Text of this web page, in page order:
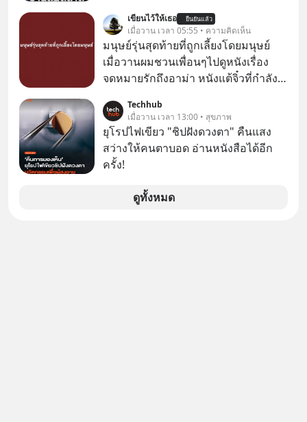
อะไรบ้าง ควรดู ตรงไหน ทำอย่างไร ถึง
จะดีกับเรา แล้วเราควรรู้ข้อมูลอะไร
เกี่ยวกับ RMF บ้าง เพื่อให้นำไปใช้ต่อได้
จริง ๆ ลงทุนแมนจะเล่าให้ฟัง
ล้นตลาด #เศรษฐกิจไทย #EICAround
#SCBThailand สามารถดูคลิปที่
youtube ประกอบได้ที่ link :
https://youtube.com/shorts/-
เขียนไว้ให้เธอ ยืนยันแล้ว
เมื่อวาน เวลา 05:55 • ความคิดเห็น
มนุษย์รุ่นสุดท้ายที่ถูกเลี้ยงโดยมนุษย์
เมื่อวานผมชวนเพื่อนๆไปดูหนังเรื่อง
จดหมายรักถึงอาม่า หนังแต้จิ๋วที่กำลัง
ป๊าผมเห็นโปสเตอร์หนังเรื่องนี้หลาย
เดือนก่อนและอยากดูมาก ด้วยเพราะว่า
อากงก็มาจากเมืองจีน ป๊าก็พูดแต้จิ๋วได้
มีเรื่องราวมีความผูกพันที่ได้ยินตั้งแต่
Techhub
เมื่อวาน เวลา 13:00 • สุขภาพ
ยุโรปไฟเขียว "ชิปฝังดวงตา" คืนแสง
สว่างให้คนตาบอด อ่านหนังสือได้อีก
ครั้ง!
ดูทั้งหมด